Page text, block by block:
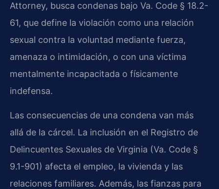
Attorney, busca condenas bajo Va. Code § 18.2-
61, que define la violación como una relación
sexual contra la voluntad mediante fuerza,
amenaza o intimidación, o con una víctima
mentalmente incapacitada o físicamente
indefensa.
Las consecuencias de una condena van más
allá de la cárcel. La inclusión en el Registro de
Delincuentes Sexuales de Virginia (Va. Code §
9.1-901) afecta el empleo, la vivienda y las
relaciones familiares. Además, las fianzas para